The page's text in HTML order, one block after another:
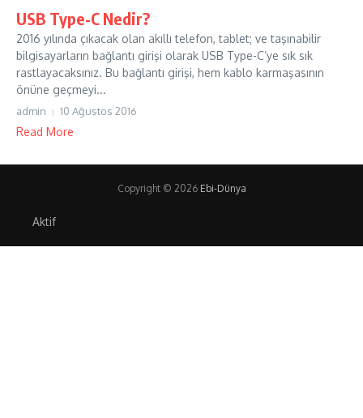
USB Type-C Nedir?
2016 yılında çıkacak olan akıllı telefon, tablet; ve taşınabilir
bilgisayarların bağlantı girişi olarak USB Type-C’ye sık sık
rastlayacaksınız. Bu bağlantı girişi, hem kablo karmaşasının
önüne geçmeyi...
admin 10 Ağustos 2016
Read More
Copyright © 2026 Ebi-Dünya
Aktif